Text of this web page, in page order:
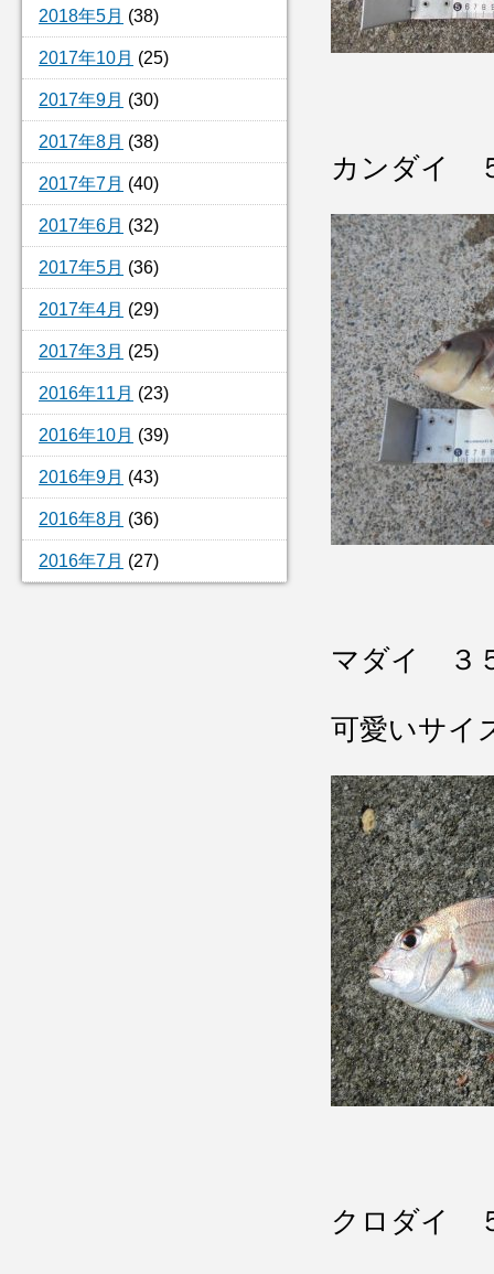
2018年5月 (38)
2017年10月 (25)
2017年9月 (30)
2017年8月 (38)
2017年7月 (40)
2017年6月 (32)
2017年5月 (36)
2017年4月 (29)
2017年3月 (25)
2016年11月 (23)
2016年10月 (39)
2016年9月 (43)
2016年8月 (36)
2016年7月 (27)
カンダイ
マダイ ３
可愛いサイ
クロダイ